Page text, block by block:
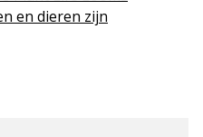
en dieren zijn